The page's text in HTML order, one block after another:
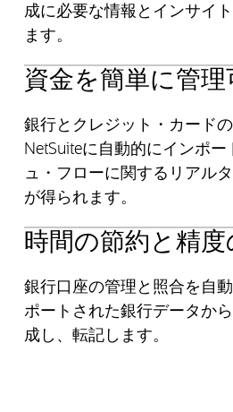
成に必要な情報とインサイ
ます。
資金を簡単に管理
銀行とクレジット・カードの
NetSuiteに自動的にインポ
ュ・フローに関するリアル
が得られます。
時間の節約と精度
銀行口座の管理と照合を自
ポートされた銀行データか
成し、転記します。